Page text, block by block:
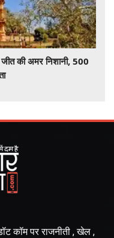
जीत की अमर निशानी, 500
कॉम पर राजनीती , खेल ,